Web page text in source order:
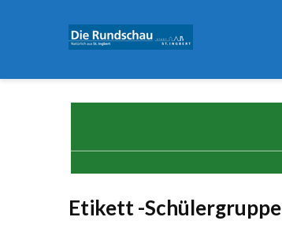
Etikett -Schülergruppe